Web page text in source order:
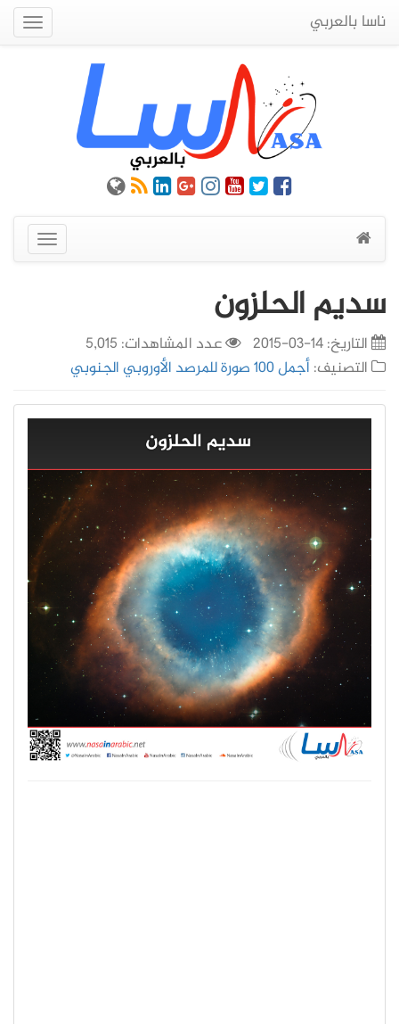
ناسا بالعربي
عرض
القائمة
سديم الحلزون
التاريخ:14-03-2015
عدد المشاهدات: 5,015
التصنيف:أجمل 100 صورة للمرصد الأوروبي الجنوبي